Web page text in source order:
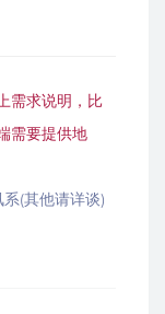
需求说明，比
需要提供地
(其他请详谈)